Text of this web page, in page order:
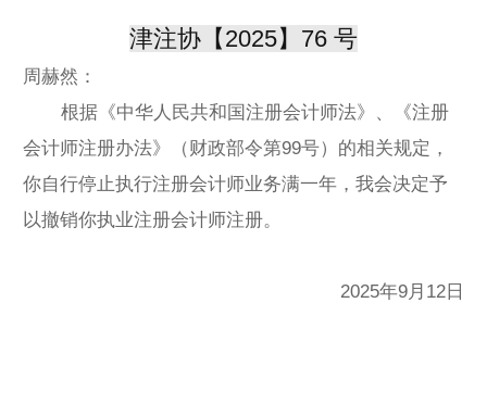
津注协【2025】76 号
周赫然：
根据《中华人民共和国注册会计师法》、《注册
会计师注册办法》（财政部令第99号）的相关规定，
你自行停止执行注册会计师业务满一年，我会决定予
以撤销你执业注册会计师注册。
2025年9月12 日